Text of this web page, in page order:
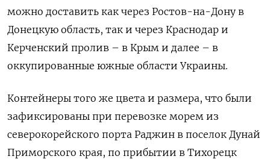
можно доставить как через Ростов-на-Дону в
Донецкую область, так и через Краснодар и
Керченский пролив – в Крым и далее – в
оккупированные южные области Украины.
Контейнеры того же цвета и размера, что были
зафиксированы при перевозке морем из
северокорейского порта Раджин в поселок Дунай
Приморского края, по прибытии в Тихорецк